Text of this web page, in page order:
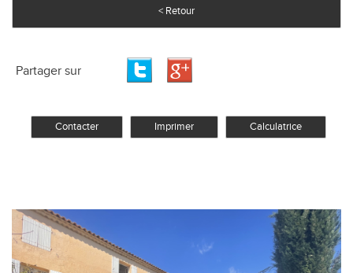
< Retour
Partager sur
Contacter Imprimer Calculatrice